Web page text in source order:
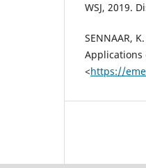
WSJ, 2019.
SENNAAR,
Applications
<https://